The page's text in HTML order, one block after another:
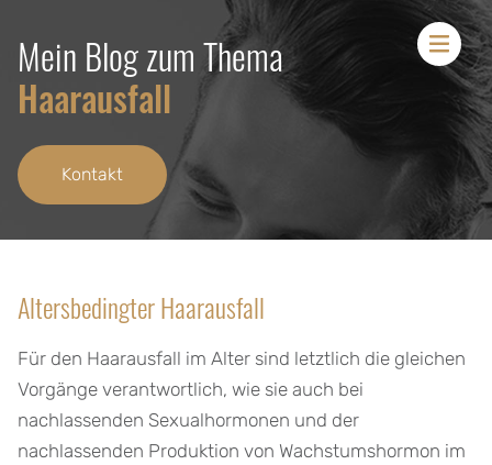
Mein Blog zum Thema
Haarausfall
Kontakt
Altersbedingter Haarausfall
Für den Haarausfall im Alter sind letztlich die gleichen
Vorgänge verantwortlich, wie sie auch bei
nachlassenden Sexualhormonen und der
nachlassenden Produktion von Wachstumshormon im